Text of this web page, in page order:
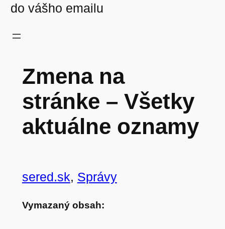
do vášho emailu
Zmena na
stránke – Všetky
aktuálne oznamy
sered.sk, Správy
Vymazaný obsah: